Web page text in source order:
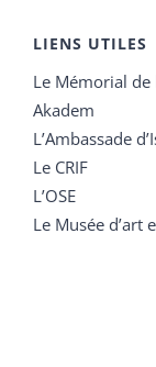
LIENS UTILES
Le Mémorial de
Akadem
L’Ambassade
Le CRIF
L’OSE
Le Musée d’art